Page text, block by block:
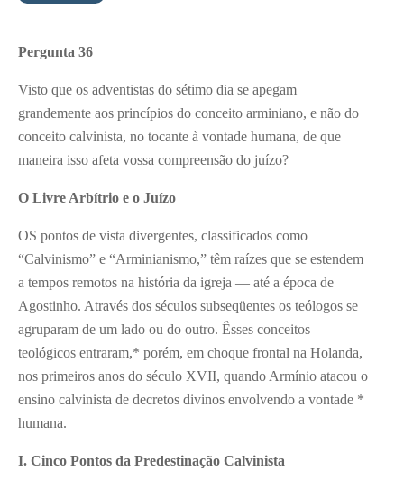
Pergunta 36
Visto que os adventistas do sétimo dia se apegam
grandemente aos princípios do conceito arminiano, e não do
conceito calvinista, no tocante à vontade humana, de que
maneira isso afeta vossa compreensão do juízo?
O Livre Arbítrio e o Juízo
OS pontos de vista divergentes, classificados como
“Calvinismo” e “Arminianismo,” têm raízes que se estendem
a tempos remotos na história da igreja — até a época de
Agostinho. Através dos séculos subseqüentes os teólogos se
agruparam de um lado ou do outro. Êsses conceitos
teológicos entraram,* porém, em choque frontal na Holanda,
nos primeiros anos do século XVII, quando Armínio atacou o
ensino calvinista de decretos divinos envolvendo a vontade *
humana.
I. Cinco Pontos da Predestinação Calvinista